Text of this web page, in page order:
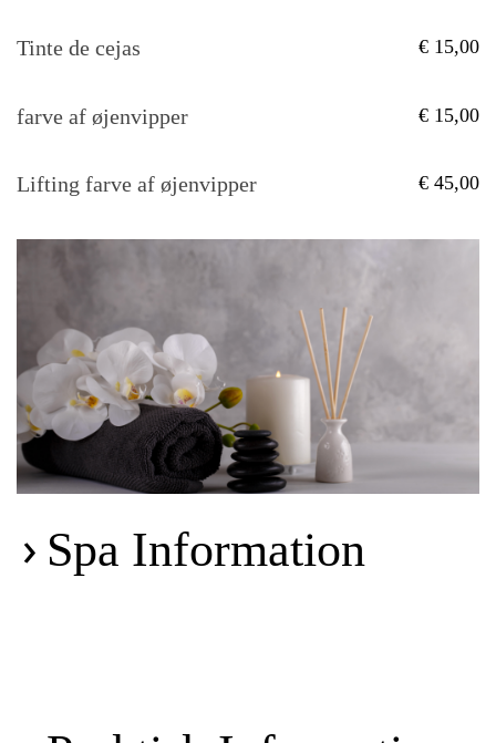
Tinte de cejas 15,00
farve af øjenvipper 15,00
Lifting farve af øjenvipper 45,00
Spa Information